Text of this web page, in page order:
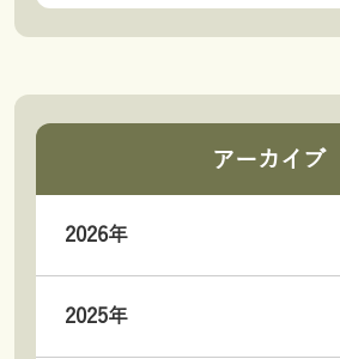
アーカイブ
2026年
2025年